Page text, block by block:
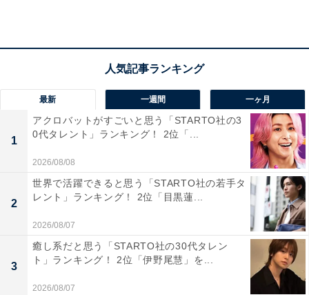
（40代男性／北海道）、「冬は雪が積もり、手取川の深
い谷と白い雪景色がとても美しくなると聞いたためで
す。観光地としては比較的静かで、冬の自然をゆっくり
楽しめる点に魅力を感じました」（40代男性／北海道）
最新 一週間 一ヶ月
1
アクロバットがすごいと思う「STARTO社の3
0代タレント」ランキング！ 2位「...
2026/08/08
2
世界で活躍できると思う「STARTO社の若手タ
レント」ランキング！ 2位「目黒蓮...
2026/08/07
3
癒し系だと思う「STARTO社の30代タレン
ト」ランキング！ 2位「伊野尾慧」を...
2026/08/07